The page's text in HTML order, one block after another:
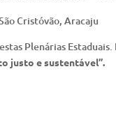
Cristóvão, Aracaju
Plenárias
justo e sustentável”.